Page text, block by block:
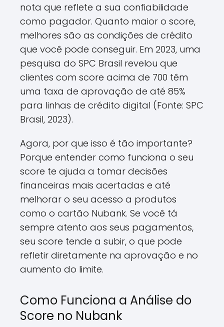
nota que reflete a sua confiabilidade
como pagador. Quanto maior o score,
melhores são as condições de crédito
que você pode conseguir. Em 2023, uma
pesquisa do SPC Brasil revelou que
clientes com score acima de 700 têm
uma taxa de aprovação de até 85%
para linhas de crédito digital (Fonte: SPC
Brasil, 2023).
Agora, por que isso é tão importante?
Porque entender como funciona o seu
score te ajuda a tomar decisões
financeiras mais acertadas e até
melhorar o seu acesso a produtos
como o cartão Nubank. Se você tá
sempre atento aos seus pagamentos,
seu score tende a subir, o que pode
refletir diretamente na aprovação e no
aumento do limite.
Como Funciona a Análise do
Score no Nubank